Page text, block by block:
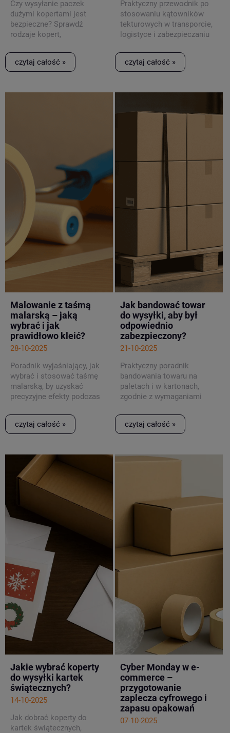
Czy wysyłanie paczek
dużymi kopertami jest
bezpieczne? Sprawdź
rodzaje kopert,
wyboru.
czytaj całość »
Praktyczny przewodnik po
stosowaniu kątowników
tekturowych w transporcie,
logistyce i zabezpieczaniu
czytaj całość »
Malowanie z taśmą
malarską – jaką
wybrać i jak
prawidłowo kleić?
28-10-2025
Poradnik wyjaśniający, jak
wybrać i stosować taśmę
malarską, by uzyskać
precyzyjne efekty podczas
czytaj całość »
Jak bandować towar
do wysyłki, aby był
odpowiednio
zabezpieczony?
21-10-2025
Praktyczny poradnik
bandowania towaru na
paletach i w kartonach,
zgodnie z wymaganiami
bezpieczeństwa.
czytaj całość »
Jakie wybrać koperty
do wysyłki kartek
świątecznych?
14-10-2025
Jak dobrać koperty do
kartek świątecznych,
Cyber Monday w e-
commerce –
przygotowanie
zaplecza cyfrowego i
zapasu opakowań
07-10-2025